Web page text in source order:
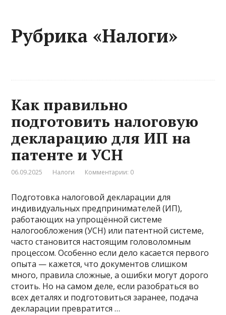
Рубрика «Налоги»
Как правильно
подготовить налоговую
декларацию для ИП на
патенте и УСН
06.09.2025 Налоги Комментарии: 0
Подготовка налоговой декларации для
индивидуальных предпринимателей (ИП),
работающих на упрощённой системе
налогообложения (УСН) или патентной системе,
часто становится настоящим головоломным
процессом. Особенно если дело касается первого
опыта — кажется, что документов слишком
много, правила сложные, а ошибки могут дорого
стоить. Но на самом деле, если разобраться во
всех деталях и подготовиться заранее, подача
декларации превратится …